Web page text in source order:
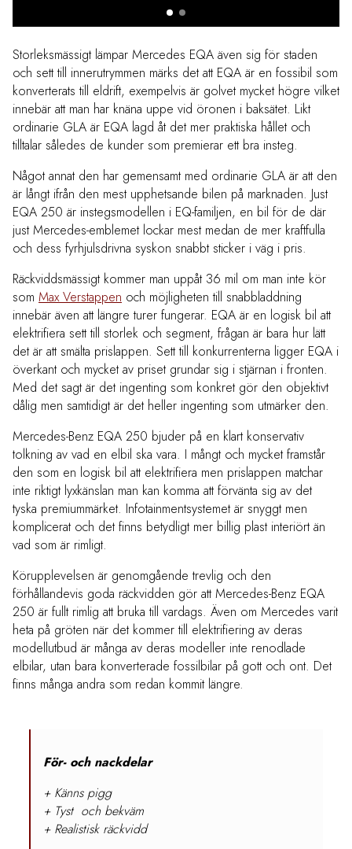
Storleksmässigt lämpar Mercedes EQA även sig för staden
och sett till innerutrymmen märks det att EQA är en fossibil som
konverterats till eldrift, exempelvis är golvet mycket högre vilket
innebär att man har knäna uppe vid öronen i baksätet. Likt
ordinarie GLA är EQA lagd åt det mer praktiska hållet och
tilltalar således de kunder som premierar ett bra insteg.
Något annat den har gemensamt med ordinarie GLA är att den
är långt ifrån den mest upphetsande bilen på marknaden. Just
EQA 250 är instegsmodellen i EQ-familjen, en bil för de där
just Mercedes-emblemet lockar mest medan de mer kraftfulla
och dess fyrhjulsdrivna syskon snabbt sticker i väg i pris.
Räckviddsmässigt kommer man uppåt 36 mil om man inte kör
som Max Verstappen och möjligheten till snabbladdning
innebär även att längre turer fungerar. EQA är en logisk bil att
elektrifiera sett till storlek och segment, frågan är bara hur lätt
det är att smälta prislappen. Sett till konkurrenterna ligger EQA i
överkant och mycket av priset grundar sig i stjärnan i fronten.
Med det sagt är det ingenting som konkret gör den objektivt
dålig men samtidigt är det heller ingenting som utmärker den.
Mercedes-Benz EQA 250 bjuder på en klart konservativ
tolkning av vad en elbil ska vara. I mångt och mycket framstår
den som en logisk bil att elektrifiera men prislappen matchar
inte riktigt lyxkänslan man kan komma att förvänta sig av det
tyska premiummärket. Infotainmentsystemet är snyggt men
komplicerat och det finns betydligt mer billig plast interiört än
vad som är rimligt.
Körupplevelsen är genomgående trevlig och den
förhållandevis goda räckvidden gör att Mercedes-Benz EQA
250 är fullt rimlig att bruka till vardags. Även om Mercedes varit
heta på gröten när det kommer till elektrifiering av deras
modellutbud är många av deras modeller inte renodlade
elbilar, utan bara konverterade fossilbilar på gott och ont. Det
finns många andra som redan kommit längre.
För- och nackdelar
+ Känns pigg
+ Tyst och bekväm
+ Realistisk räckvidd